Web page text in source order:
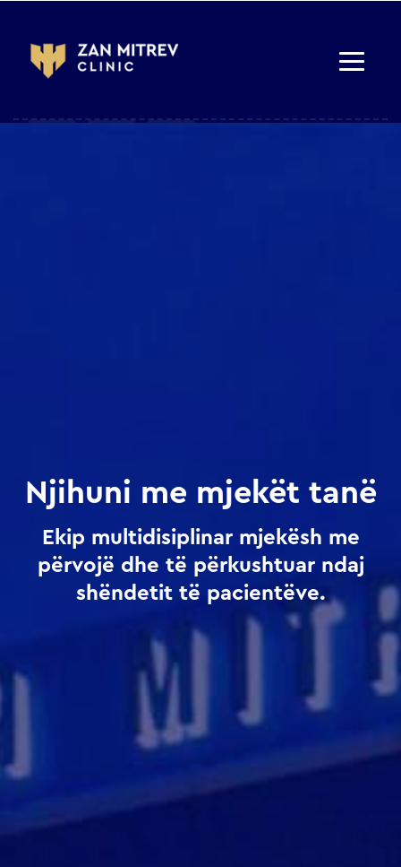
Njihuni me mjekët tanë
Ekip multidisiplinar mjekësh me
përvojë dhe të përkushtuar ndaj
shëndetit të pacientëve.